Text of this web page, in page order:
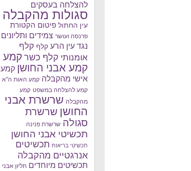
להצלחה בעסקים
סגולות מהקבלה
עין החתול פיטום הקטורת
פרנסה ועושר צמידים ותליונים
נגד עין הרע קלף קלף
אומנותי קלף כשר קמע
קמע אבני החושן קמע
אישי מהקבלה קמע האות ה"א
קמע להצלחה במשפט קמע
מהקבלה שרשרת אבני
החושן שרשרת
סגולה שרשרת פנינה
תכשיטי אבני החושן
תכשיטי בריאות תכשיטים
אנרגטיים מהקבלה
תכשיטים מיוחדים תליון אבני